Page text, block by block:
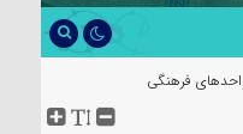
فرهنگی